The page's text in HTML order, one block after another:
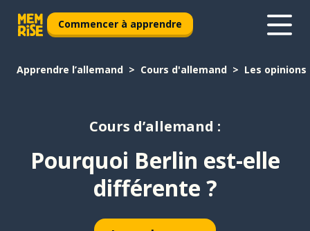
Commencer à apprendre
Apprendre l’allemand Cours d'allemand Les opinions
Cours d’allemand :
Pourquoi Berlin est-elle
différente ?